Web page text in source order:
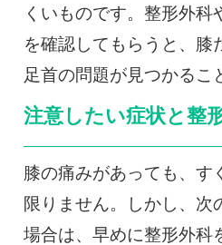
くいものです。整形外科
を確認してもらうと、膝
足首の問題が見つかるこ
注意したい症状と整
膝の痛みがあっても、す
限りません。しかし、次
場合は、早めに整形外科